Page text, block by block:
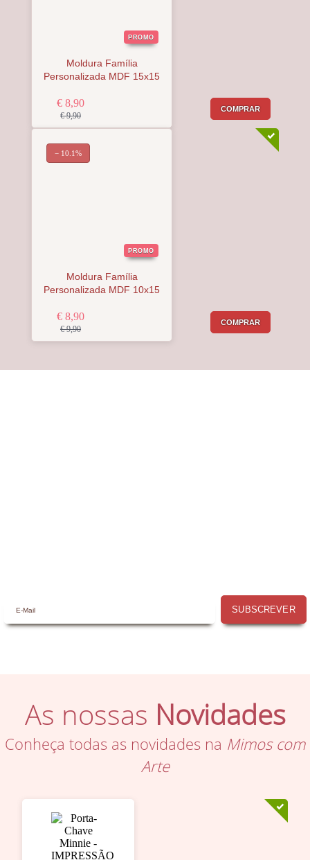
PROMO
Moldura Família
Personalizada MDF 15x15
€ 8,90
€ 9,90
COMPRAR
PROMO
Moldura Família
Personalizada MDF 10x15
€ 8,90
€ 9,90
COMPRAR
− 10.1%
SUBSCREVER
As nossas Novidades
Conheça todas as novidades na Mimos com
Arte